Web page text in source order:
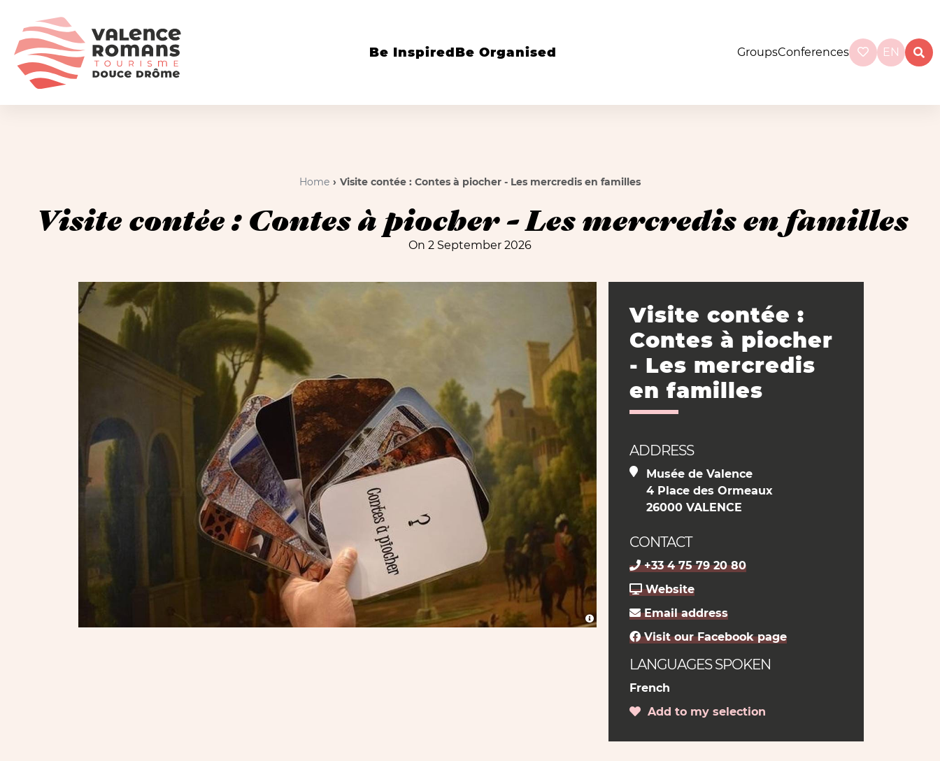
Be InspiredBe Organised GroupsConferences EN
Home Visite contée : Contes à piocher - Les mercredis en familles
Visite contée : Contes à piocher - Les mercredis en familles
On 2 September 2026
Visite contée :
Contes à piocher
- Les mercredis
en familles
ADDRESS
Musée de Valence
4 Place des Ormeaux
26000 VALENCE
CONTACT
+33 4 75 79 20 80
Website
Email address
Visit our Facebook page
LANGUAGES SPOKEN
French
Add to my selection